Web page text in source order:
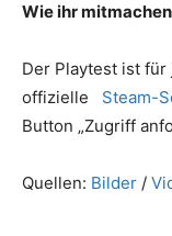
Wie ihr
Der Playtest ist
offizielle Steam-
Button „Zugriff
Quellen: Bilder /